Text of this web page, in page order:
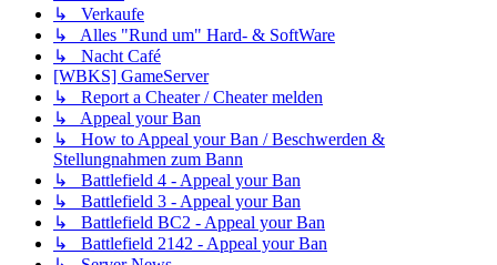
↳ Verkaufe
↳ Alles "Rund um" Hard- & SoftWare
↳ Nacht Café
[WBKS] GameServer
↳ Report a Cheater / Cheater melden
↳ Appeal your Ban
↳ How to Appeal your Ban / Beschwerden &
Stellungnahmen zum Bann
↳ Battlefield 4 - Appeal your Ban
↳ Battlefield 3 - Appeal your Ban
↳ Battlefield BC2 - Appeal your Ban
↳ Battlefield 2142 - Appeal your Ban